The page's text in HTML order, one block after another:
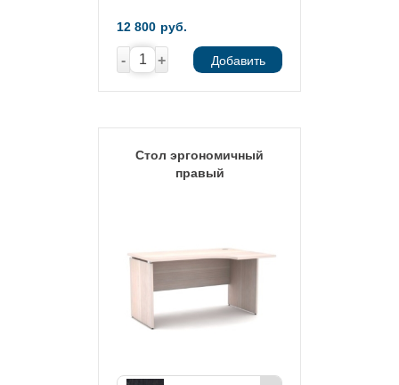
12 800 руб.
- + Добавить
Стол эргономичный
правый